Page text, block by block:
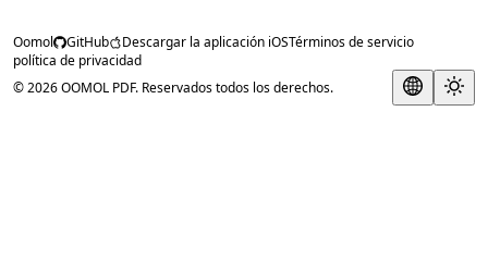
Oomol GitHub Descargar la aplicación iOSTérminos de servicio
política de privacidad
© 2026 OOMOL PDF. Reservados todos los derechos.